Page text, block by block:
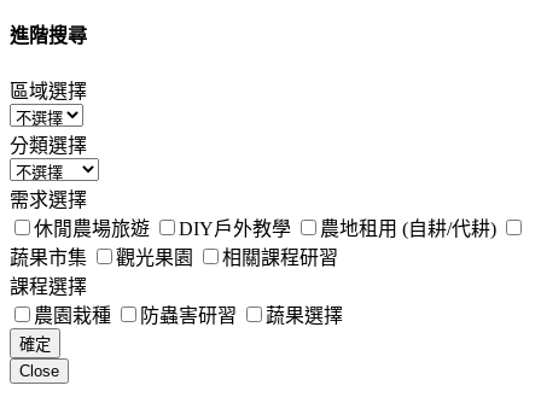
進階搜尋
區域選擇
分類選擇
需求選擇
休閒農場旅遊
DIY戶外教學
農地租用 (自耕/代耕)
蔬果市集
觀光果園
相關課程研習
課程選擇
農園栽種
防蟲害研習 蔬果選擇
Close